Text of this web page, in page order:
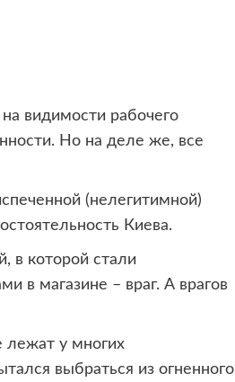
видимости рабочего
Но на деле же, все
(нелегитимной)
Киева.
в которой стали
в магазине – враг. А врагов
у многих
выбраться из огненного